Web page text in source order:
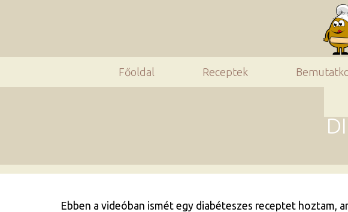
Főoldal Receptek
Ebben a videóban ismét egy diabéteszes receptet hoztam,